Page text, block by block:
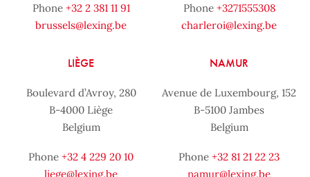
Phone +32 2 381 11 91
brussels@lexing.be
Phone +3271555308
charleroi@lexing.be
LIÈGE
Boulevard d’Avroy, 280
B-4000 Liège
Belgium
Phone +32 4 229 20 10
liege@lexing.be
NAMUR
Avenue de Luxembourg, 152
B-5100 Jambes
Belgium
Phone +32 81 21 22 23
namur@lexing.be